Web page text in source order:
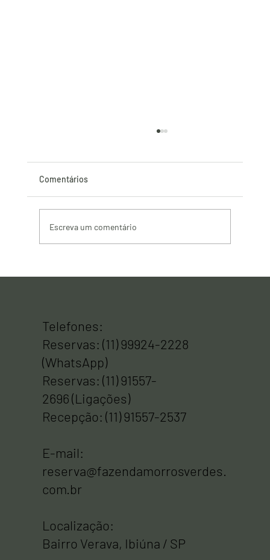
Comentários
Escreva um comentário
Telefones:
Reservas: (11) 99924-2228
(WhatsApp)
Reservas: (11) 91557-
2696 (Ligações)
Recepção: (11) 91557-2537
E-mail:
reserva@fazendamorrosverdes.
com.br
Localização:
Bairro Verava, Ibiúna / SP